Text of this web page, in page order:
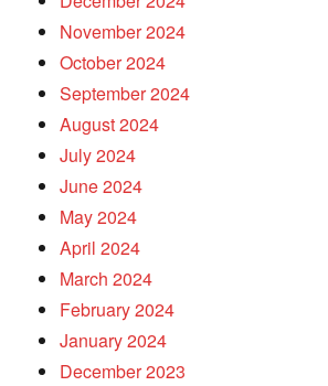
November 2024
October 2024
September 2024
August 2024
July 2024
June 2024
May 2024
April 2024
March 2024
February 2024
January 2024
December 2023